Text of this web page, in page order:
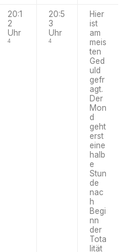
20:1
2
Uhr
4
20:5
3
Uhr
4
Hier
ist
am
meis
ten
Ged
uld
gefr
agt.
Der
Mon
d
geht
erst
eine
halb
e
Stun
de
nac
h
Begi
nn
der
Tota
lität